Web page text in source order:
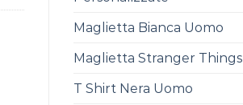
Maglietta Bianca Uomo
Maglietta Stranger Things
T Shirt Nera Uomo